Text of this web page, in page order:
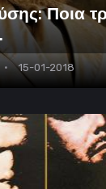
Ποια
15-01-2018